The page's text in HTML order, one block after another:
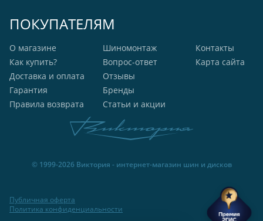
ПОКУПАТЕЛЯМ
О магазине
Как купить?
Доставка и оплата
Гарантия
Правила возврата
Шиномонтаж
Вопрос-ответ
Отзывы
Бренды
Статьи и акции
Контакты
Карта сайта
© 1999-2026 Виктория - интернет-магазин шин и дисков
Публичная оферта
Политика конфиденциальности